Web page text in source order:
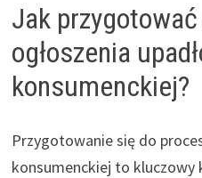
Jak
ogłoszenia
konsumenckiej?
Przygotowanie się do
konsumenckiej to kluczowy